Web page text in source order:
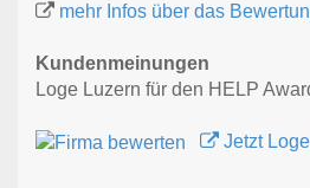
mehr Infos über das
Kundenmeinungen
Loge Luzern für den HELP
Jetzt